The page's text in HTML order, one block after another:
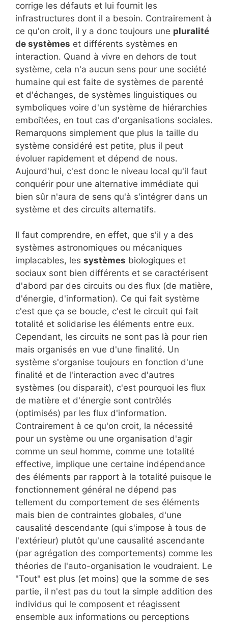
corrige les défauts et lui fournit les
infrastructures dont il a besoin. Contrairement à
ce qu'on croit, il y a donc toujours une pluralité
de systèmes et différents systèmes en
interaction. Quand à vivre en dehors de tout
système, cela n'a aucun sens pour une société
humaine qui est faite de systèmes de parenté
et d'échanges, de systèmes linguistiques ou
symboliques voire d'un système de hiérarchies
emboîtées, en tout cas d'organisations sociales.
Remarquons simplement que plus la taille du
système considéré est petite, plus il peut
évoluer rapidement et dépend de nous.
Aujourd'hui, c'est donc le niveau local qu'il faut
conquérir pour une alternative immédiate qui
bien sûr n'aura de sens qu'à s'intégrer dans un
système et des circuits alternatifs.
Il faut comprendre, en effet, que s'il y a des
systèmes astronomiques ou mécaniques
implacables, les systèmes biologiques et
sociaux sont bien différents et se caractérisent
d'abord par des circuits ou des flux (de matière,
d'énergie, d'information). Ce qui fait système
c'est que ça se boucle, c'est le circuit qui fait
totalité et solidarise les éléments entre eux.
Cependant, les circuits ne sont pas là pour rien
mais organisés en vue d'une finalité. Un
système s'organise toujours en fonction d'une
finalité et de l'interaction avec d'autres
systèmes (ou disparait), c'est pourquoi les flux
de matière et d'énergie sont contrôlés
(optimisés) par les flux d'information.
Contrairement à ce qu'on croit, la nécessité
pour un système ou une organisation d'agir
comme un seul homme, comme une totalité
effective, implique une certaine indépendance
des éléments par rapport à la totalité puisque le
fonctionnement général ne dépend pas
tellement du comportement de ses éléments
mais bien de contraintes globales, d'une
causalité descendante (qui s'impose à tous de
l'extérieur) plutôt qu'une causalité ascendante
(par agrégation des comportements) comme les
théories de l'auto-organisation le voudraient. Le
"Tout" est plus (et moins) que la somme de ses
partie, il n'est pas du tout la simple addition des
individus qui le composent et réagissent
ensemble aux informations ou perceptions